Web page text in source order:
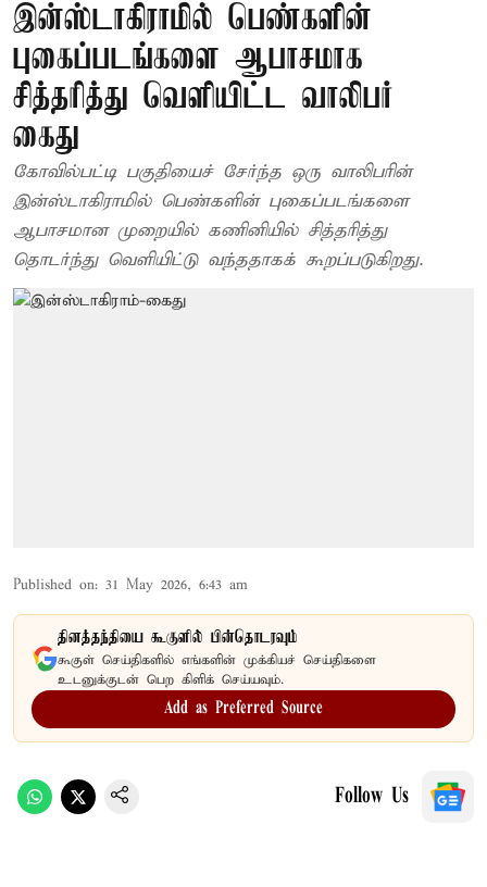
இன்ஸ்டாகிராமில் பெண்களின்
புகைப்படங்களை ஆபாசமாக
சித்தரித்து வெளியிட்ட வாலிபர்
கைது
கோவில்பட்டி பகுதியைச் சேர்ந்த ஒரு வாலிபரின்
இன்ஸ்டாகிராமில் பெண்களின் புகைப்படங்களை
ஆபாசமான முறையில் கணினியில் சித்தரித்து
தொடர்ந்து வெளியிட்டு வந்ததாகக் கூறப்படுகிறது.
Published on: 31 May 2026, 6:43 am
தினத்தந்தியை கூகுளில் பின்தொடரவும்
கூகுள் செய்திகளில் எங்களின் முக்கியச் செய்திகளை
உடனுக்குடன் பெற கிளிக் செய்யவும்.
Add as Preferred Source
Follow Us